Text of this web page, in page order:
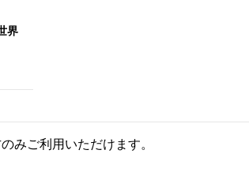
界
みご利用いただけます。